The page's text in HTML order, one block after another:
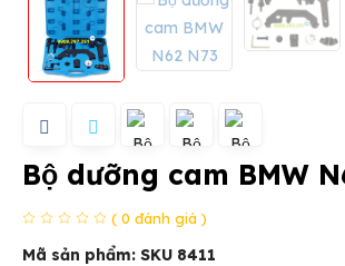
Bộ dưỡng cam BMW
( 0 đánh giá )
Mã sản phẩm: SKU 8411